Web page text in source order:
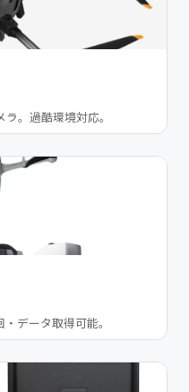
。過酷環境対応。
データ取得可能。